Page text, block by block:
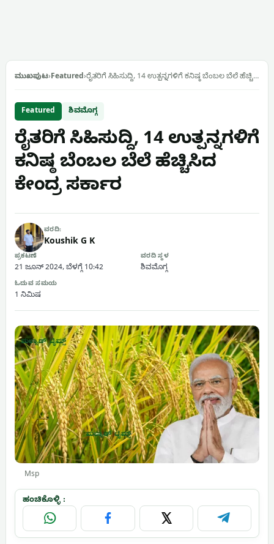
ಮುಖಪುಟ›Featured›ರೈತರಿಗೆ ಸಿಹಿಸುದ್ದಿ, 14 ಉತ್ಪನ್ನಗಳಿಗೆ ಕನಿಷ್ಠ ಬೆಂಬಲ ಬೆಲೆ ಹೆಚ್ಚಿ…
Featured ಶಿವಮೊಗ್ಗ
ರೈತರಿಗೆ ಸಿಹಿಸುದ್ದಿ, 14 ಉತ್ಪನ್ನಗಳಿಗೆ
ಕನಿಷ್ಠ ಬೆಂಬಲ ಬೆಲೆ ಹೆಚ್ಚಿಸಿದ
ಕೇಂದ್ರ ಸರ್ಕಾರ
ವರದಿ:
Koushik G K
ಪ್ರಕಟಣೆ
21 ಜೂನ್ 2024, ಬೆಳಗ್ಗೆ 10:42
ವರದಿ ಸ್ಥಳ
ಶಿವಮೊಗ್ಗ
ಓದುವ ಸಮಯ
1 ನಿಮಿಷ
Msp
ಹಂಚಿಕೊಳ್ಳಿ :
WhatsApp Facebook X Telegram